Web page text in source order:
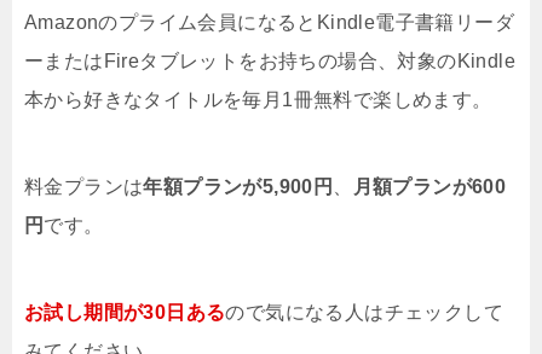
Amazonのプライム会員になるとKindle電子書籍リーダ
ーまたはFireタブレットをお持ちの場合、対象のKindle
本から好きなタイトルを毎月1冊無料で楽しめます。
料金プランは年額プランが5,900円
月額プランが600
円 です。
お試し期間が30日あるので気になる人はチェックして